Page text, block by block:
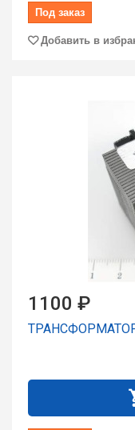
Под заказ
Добавить в
1100 ₽